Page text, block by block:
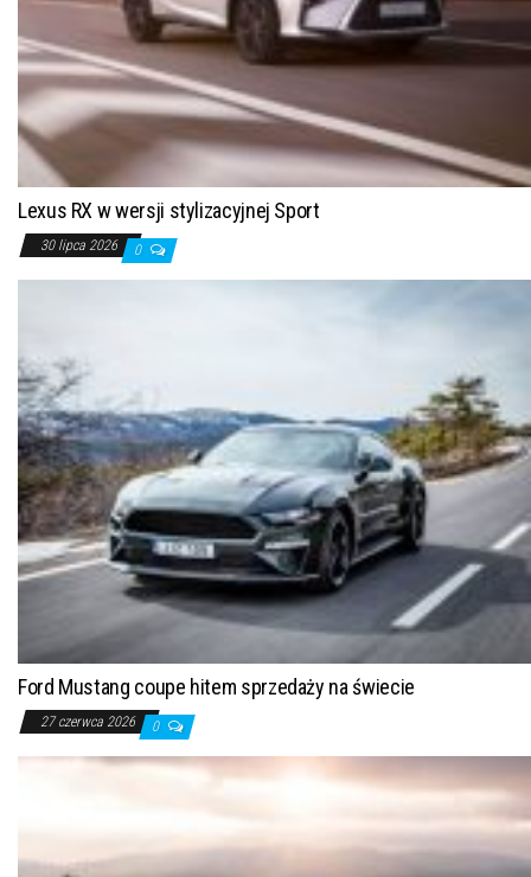
Lexus RX w wersji stylizacyjnej Sport
30 lipca 2026 0
Ford Mustang coupe hitem sprzedaży na świecie
27 czerwca 2026 0